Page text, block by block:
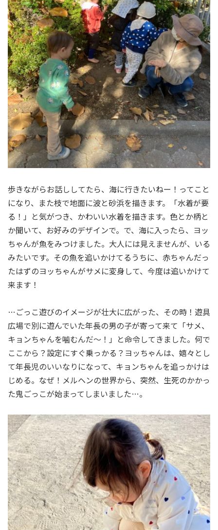
歩きながらお話ししてたら、海に行きたいねー！ってこと
になり、また枝で地面に波と砂浜を描きます。「水着が要
る！」と気がつき、かわいい水着を描きます。色とか柄と
か聞いて、お好みのデザインで。で、海に入ったら、ヨッ
ちゃんが魚をみつけました。大人には見えませんが、いる
みたいです。その魚を追いかけてるうちに、赤ちゃんだっ
たはずのヨッちゃんがサメに変身して、今度は追いかけて
来ます！
…ごっこ遊びのイメージが壮大に広がった、その時！遊具
広場で別に遊んでいた年長の男の子が寄って来て「サメ、
キョンちゃんを噛むんだ〜！」と命令してきました。何で
ここから？設定にすぐ乗っかる？ヨッちゃんは、嬉々とし
て年長児のいいなりになって、キョンちゃんを追っかけは
じめる。なぜ！メルヘンの世界から、突然、生死のかかっ
た鬼ごっこが始まってしまいました…。